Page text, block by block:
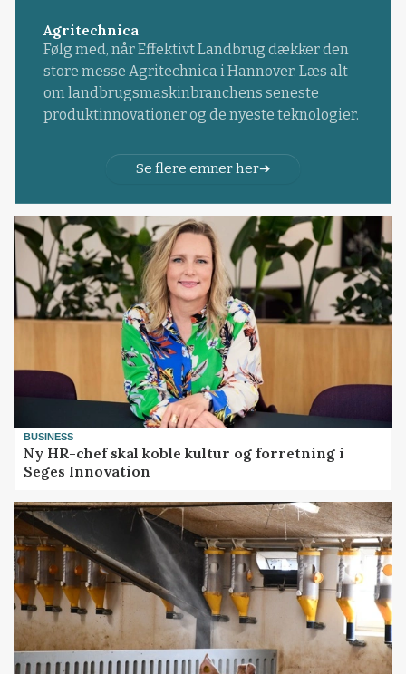
Agritechnica
Følg med, når Effektivt Landbrug dækker den
store messe Agritechnica i Hannover. Læs alt
om landbrugsmaskinbranchens seneste
produktinnovationer og de nyeste teknologier.
Se flere emner her
BUSINESS
Ny HR-chef skal koble kultur og forretning i
Seges Innovation